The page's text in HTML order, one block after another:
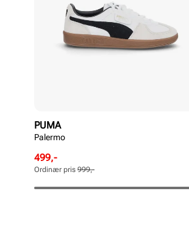
PUMA
Palermo
Rabattert
pris
Pris
499,-
Ordinær
pris
Pris
Ordinær pris 999,-